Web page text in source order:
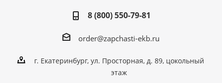
8 (800) 550-79-81
order@zapchasti-ekb.ru
г. Екатеринбург, ул. Просторная, д. 89, цокольный
этаж